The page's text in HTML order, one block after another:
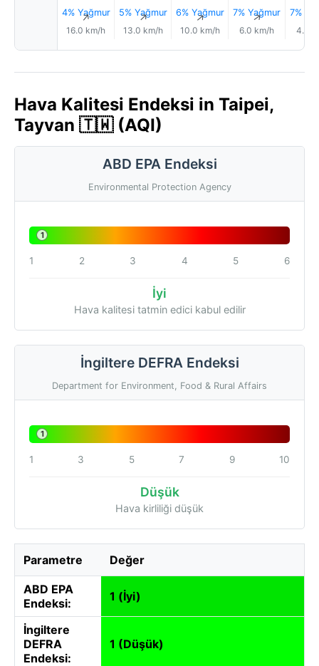
4% Yağmur
↑
16.0 km/h
5% Yağmur
↑
13.0 km/h
6% Yağmur
↑
10.0 km/h
7% Yağmur
↑
6.0 km/h
7%
4.0
Hava Kalitesi Endeksi in Taipei,
Tayvan 🇹🇼 (AQI)
ABD EPA Endeksi
Environmental Protection Agency
1
1 2 3 4 5 6
İyi
Hava kalitesi tatmin edici kabul edilir
İngiltere DEFRA Endeksi
Department for Environment, Food & Rural Affairs
1
1 3 5 7 9 10
Düşük
Hava kirliliği düşük
Parametre Değer
ABD EPA
Endeksi:
1 (İyi)
İngiltere
DEFRA
Endeksi:
1 (Düşük)